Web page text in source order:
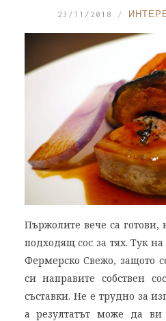
23/11/2018
Пържолите вече са готови,
подходящ сос за тях. Тук
Фермерско Свежо, защото
си направите собствен
съставки. Не е трудно за
а резултатът може да